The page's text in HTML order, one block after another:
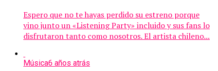
Espero que no te hayas perdido su estreno porque
vino junto un «Listening Party» incluido y sus fans lo
disfrutaron tanto como nosotros. El artista chileno...
Música6 años atrás